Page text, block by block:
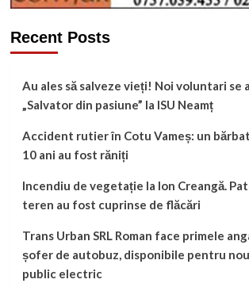
Recent Posts
Au ales să salveze vieți! Noi voluntari se
„Salvator din pasiune” la ISU Neamț
Accident rutier în Cotu Vameș: un
10 ani au fost răniți
Incendiu de vegetație la Ion Creangă.
teren au fost cuprinse de flăcări
Trans Urban SRL Roman face primele
șofer de autobuz, disponibile pentru
public electric